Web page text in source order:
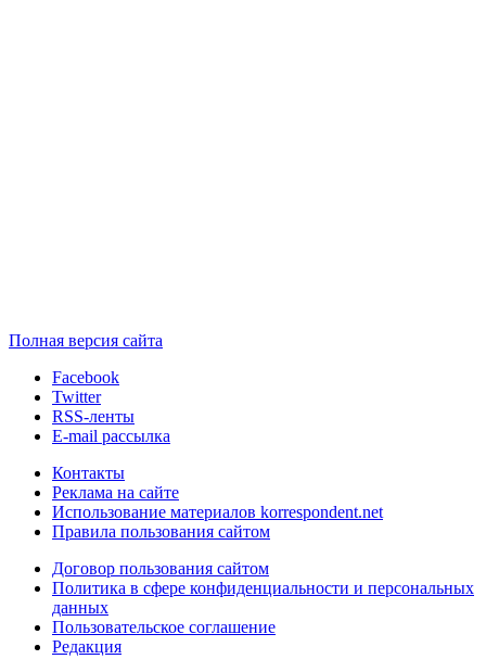
Полная версия сайта
Facebook
Twitter
RSS-ленты
E-mail рассылка
Контакты
Реклама на сайте
Использование материалов korrespondent.net
Правила пользования сайтом
Договор пользования сайтом
Политика в сфере конфиденциальности и персональных
данных
Пользовательское соглашение
Редакция